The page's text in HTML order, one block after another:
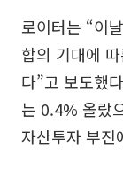
로이터는 “이
합의 기대에
다”고 보도했
는 0.4% 올랐
자산투자 부진